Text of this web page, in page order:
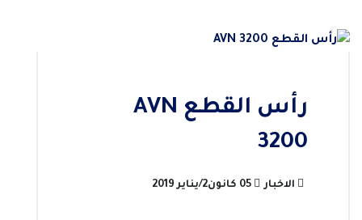
رأس القطع AVN
3200
الاخبار 05 كانون2/يناير 2019